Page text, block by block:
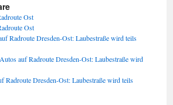
Ost
Ost
Radroute Dresden-Ost: Laubestraße wird teils
auf Radroute Dresden-Ost: Laubestraße wird
Radroute Dresden-Ost: Laubestraße wird teils